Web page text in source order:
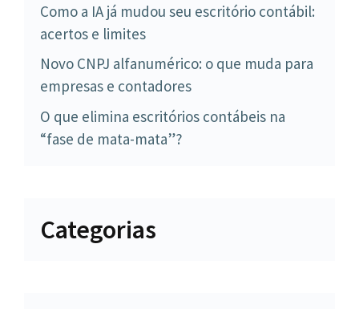
Como a IA já mudou seu escritório contábil:
acertos e limites
Novo CNPJ alfanumérico: o que muda para
empresas e contadores
O que elimina escritórios contábeis na
“fase de mata-mata”?
Categorias